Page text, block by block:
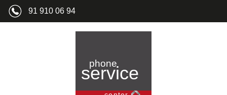
91 910 06 94